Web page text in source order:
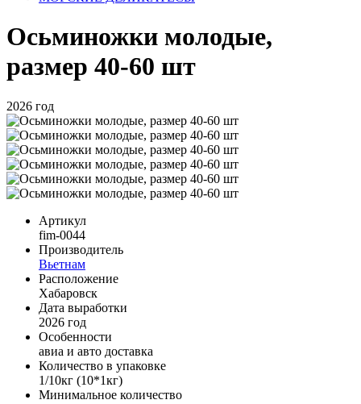
Осьминожки молодые,
размер 40-60 шт
2026 год
Артикул
fim-0044
Производитель
Вьетнам
Расположение
Хабаровск
Дата выработки
2026 год
Особенности
авиа и авто доставка
Количество в упаковке
1/10кг (10*1кг)
Минимальное количество